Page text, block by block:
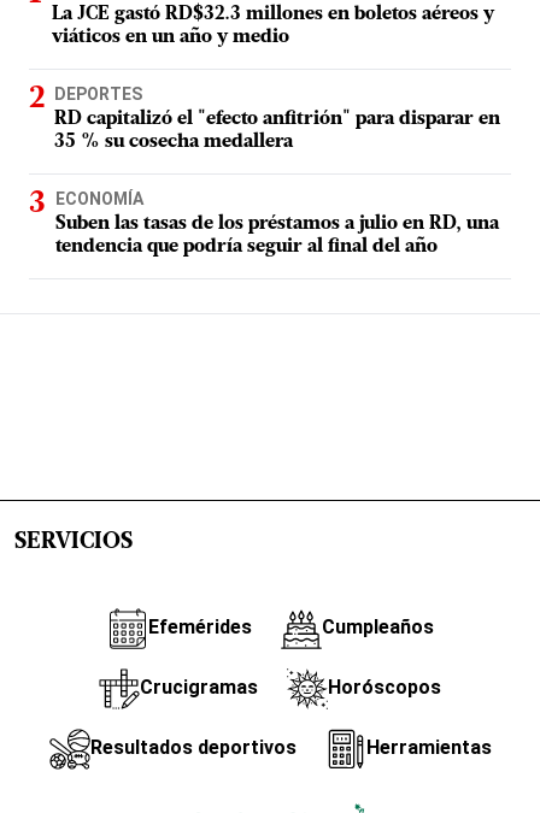
La JCE gastó RD$32.3 millones en boletos aéreos y
viáticos en un año y medio
DEPORTES
RD capitalizó el "efecto anfitrión" para disparar en
35 % su cosecha medallera
ECONOMÍA
Suben las tasas de los préstamos a julio en RD, una
tendencia que podría seguir al final del año
SERVICIOS
Efemérides Cumpleaños
Crucigramas Horóscopos
Resultados deportivos Herramientas